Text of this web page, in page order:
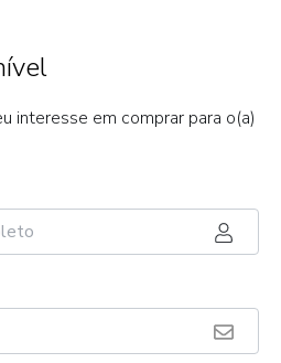
interesse em comprar para o(a)